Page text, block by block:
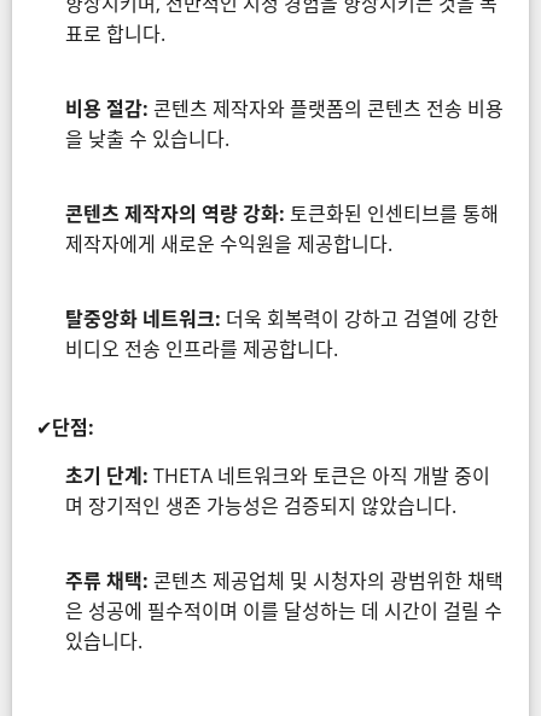
표로 합니다.
비용 절감: 콘텐츠 제작자와 플랫폼의 콘텐츠 전송 비용
을 낮출 수 있습니다.
콘텐츠 제작자의 역량 강화: 토큰화된 인센티브를 통해
제작자에게 새로운 수익원을 제공합니다.
탈중앙화 네트워크: 더욱 회복력이 강하고 검열에 강한
비디오 전송 인프라를 제공합니다.
✔단점:
초기 단계: THETA 네트워크와 토큰은 아직 개발 중이
며 장기적인 생존 가능성은 검증되지 않았습니다.
주류 채택: 콘텐츠 제공업체 및 시청자의 광범위한 채택
은 성공에 필수적이며 이를 달성하는 데 시간이 걸릴 수
있습니다.